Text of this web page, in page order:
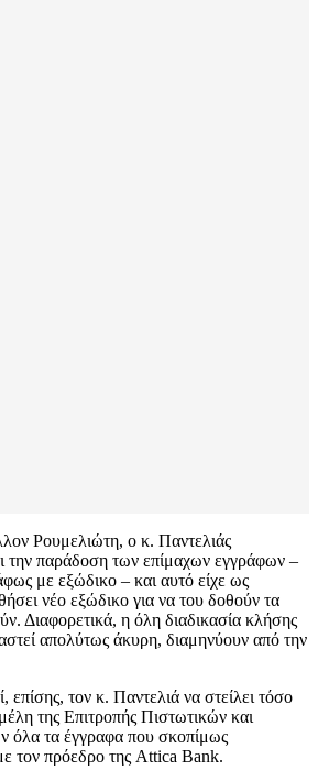
Ρουμελιώτη, ο κ. Παντελιάς
την παράδοση των επίμαχων εγγράφων –
με εξώδικο – και αυτό είχε ως
νέο εξώδικο για να του δοθούν τα
Διαφορετικά, η όλη διαδικασία κλήσης
απολύτως άκυρη, διαμηνύουν από την
τον κ. Παντελιά να στείλει τόσο
της Επιτροπής Πιστωτικών και
όλα τα έγγραφα που σκοπίμως
τον πρόεδρο της Attica Bank.